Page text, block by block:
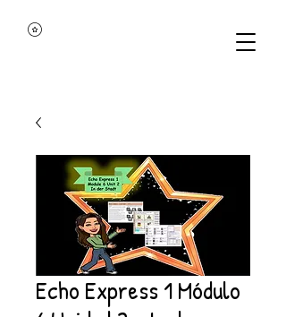
Echo Express 1 Módulo